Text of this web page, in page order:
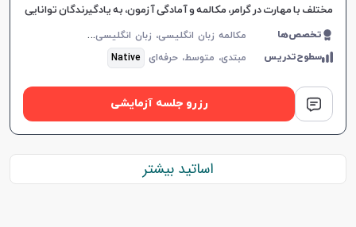
مختلف با مهارت در گرامر، مکالمه و آمادگی آزمون‌، به یادگیرندگان توانایی
بالایی می‌دهد.
تخصص‌ها م
کالمه زبان انگلیسی، زبان انگلیسی عمومی، گرامر زبان انگلیسی، زبان انگلیسی آمریکایی، زبان انگلیسی کنکور سراسری، زبان انگلیسی کنکور کاردانی، زبان انگلیسی کنکور ارشد، زبان انگلیسی هفتم دبیرستان، زبان انگلیسی هشتم دبیرستان، زبان انگلیسی نهم دبیرستان، زبان انگلیسی دهم دبیرستان، زبان انگلیسی یازدهم دبیرستان، زبان انگلیسی دوازدهم دبیرستان، زبان انگلیسی کودکان
سطوح‌تدریس مبتدی، متوسط،حرفه‌ای Native
رزرو جلسه آزمایشی
اساتید بیشتر